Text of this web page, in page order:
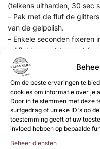
Om de beste ervaringen te
cookies om informatie over je
Door in te stemmen met deze
surfgedrag of unieke ID's op
toestemming geeft of uw
invloed hebben op bepaalde
Beheer diensten
(telkens uitharden, 30 sec
– Pak met de fluf de
van de gelpolish.
– Enkele seconden fixeren
– Aflakken met topcoat
base/topof next top,
top)
EAN: